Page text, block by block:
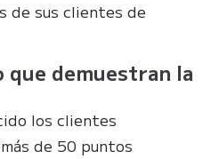
de sus clientes de
que demuestran la
los clientes
de 50 puntos